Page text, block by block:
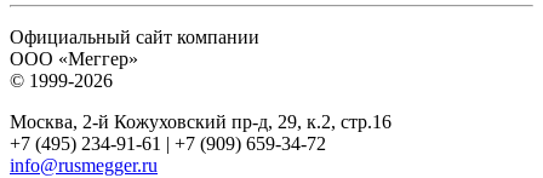
Официальный сайт компании
ООО «Меггер»
© 1999-2026
Москва, 2-й Кожуховский пр-д, 29, к.2, стр.16
+7 (495) 234-91-61 | +7 (909) 659-34-72
info@rusmegger.ru